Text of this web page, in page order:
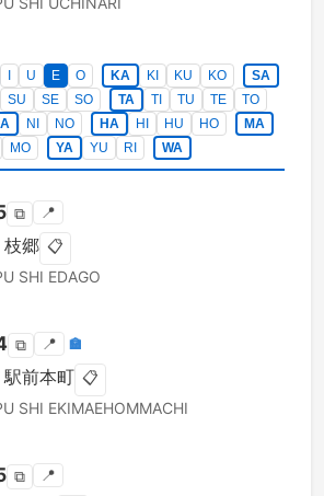
U E O KA KI KU KO
SA
SU SE SO TA TI TU TE
TO
NI NO HA HI HU HO
MA
MO YA YU RI WA
⧉ 📍
枝郷 📋
SHI EDAGO
⧉ 📍 🏣
駅前本町 📋
SHI EKIMAEHOMMACHI
⧉ 📍